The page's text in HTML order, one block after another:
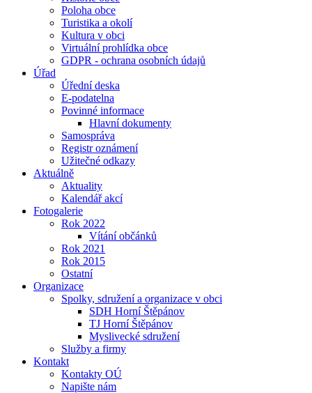
Poloha obce
Turistika a okolí
Kultura v obci
Virtuální prohlídka obce
GDPR - ochrana osobních údajů
Úřad
Úřední deska
E-podatelna
Povinné informace
Hlavní dokumenty
Samospráva
Registr oznámení
Užitečné odkazy
Aktuálně
Aktuality
Kalendář akcí
Fotogalerie
Rok 2022
Vítání občánků
Rok 2021
Rok 2015
Ostatní
Organizace
Spolky, sdružení a organizace v obci
SDH Horní Štěpánov
TJ Horní Štěpánov
Myslivecké sdružení
Služby a firmy
Kontakt
Kontakty OÚ
Napište nám